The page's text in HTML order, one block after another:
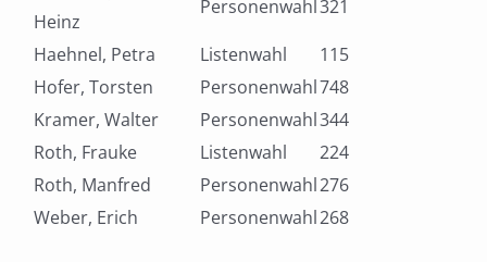
Heinz
Personenwahl321
Haehnel, Petra
Listenwahl
115
Hofer, Torsten
Personenwahl748
Kramer, Walter
Personenwahl344
Roth, Frauke
Listenwahl
224
Roth, Manfred
Personenwahl276
Weber, Erich
Personenwahl268